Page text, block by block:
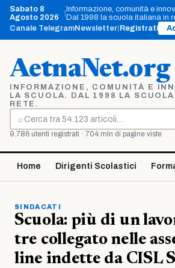
Vai
contenuto
Sabato 8
Agosto 2026
Informazione, comunità e
Dal 1998 la scuola italiana in
Canale TelegramNewsletter Registrati
AetnaNet.org
INFORMAZIONE, COMUNITÀ E
LA SCUOLA. DAL 1998 LA
RETE.
⌕
Cerca
9.786 utenti registrati · 704 mln di pagine viste
Home Dirigenti Scolastici
SINDACATI
Scuola: più di un
tre collegato nelle
line indette da CISL